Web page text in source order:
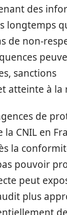
des
longtemps
de non-
sanctions
atteinte à la
de
CNIL en
la
pouvoir
peut
plus